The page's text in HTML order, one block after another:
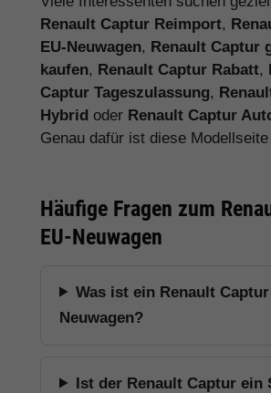
Renault Captur Reimport,
EU-Neuwagen, Renault Captur
kaufen, Renault Captur Rabatt,
Captur Tageszulassung,
Hybrid oder Renault Captur
Genau dafür ist diese
Häufige Fragen zum
EU-Neuwagen
Was ist ein Renault Captur
Neuwagen?
Ist der Renault Captur ein